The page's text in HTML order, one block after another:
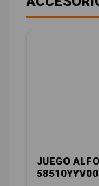
JUEGO
58510YYV00